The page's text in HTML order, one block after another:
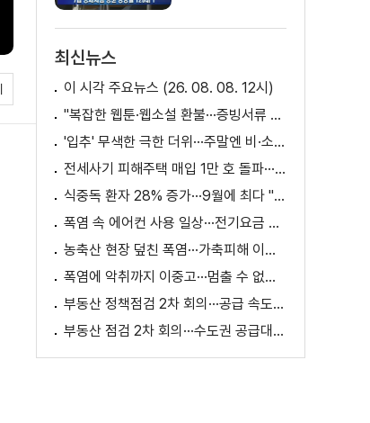
최신뉴스
이 시각 주요뉴스 (26. 08. 08. 12시)
"복잡한 웹툰·웹소설 환불···증빙서류 요구까지"
'입추' 무색한 극한 더위···주말엔 비·소나기
전세사기 피해주택 매입 1만 호 돌파···피해 지원 속도
식중독 환자 28% 증가···9월에 최다 "입추 방심 금물"
폭염 속 에어컨 사용 일상···전기요금 줄이려면?
농축산 현장 덮친 폭염···가축피해 이틀 새 28만 마리↑
폭염에 악취까지 이중고···멈출 수 없는 필수노동
부동산 정책점검 2차 회의···공급 속도전 본격화하나
부동산 점검 2차 회의···수도권 공급대책 논의